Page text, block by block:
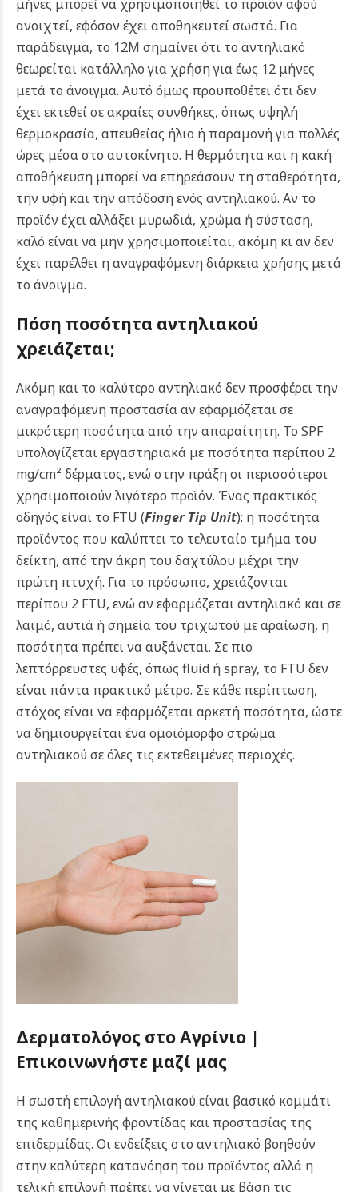
μήνες μπορεί να χρησιμοποιηθεί το προϊόν αφού
ανοιχτεί, εφόσον έχει αποθηκευτεί σωστά. Για
παράδειγμα, το 12M σημαίνει ότι το αντηλιακό
θεωρείται κατάλληλο για χρήση για έως 12 μήνες
μετά το άνοιγμα. Αυτό όμως προϋποθέτει ότι δεν
έχει εκτεθεί σε ακραίες συνθήκες, όπως υψηλή
θερμοκρασία, απευθείας ήλιο ή παραμονή για πολλές
ώρες μέσα στο αυτοκίνητο. Η θερμότητα και η κακή
αποθήκευση μπορεί να επηρεάσουν τη σταθερότητα,
την υφή και την απόδοση ενός αντηλιακού. Αν το
προϊόν έχει αλλάξει μυρωδιά, χρώμα ή σύσταση,
καλό είναι να μην χρησιμοποιείται, ακόμη κι αν δεν
έχει παρέλθει η αναγραφόμενη διάρκεια χρήσης μετά
το άνοιγμα.
Πόση ποσότητα αντηλιακού
χρειάζεται;
Ακόμη και το καλύτερο αντηλιακό δεν προσφέρει την
αναγραφόμενη προστασία αν εφαρμόζεται σε
μικρότερη ποσότητα από την απαραίτητη. Το SPF
υπολογίζεται εργαστηριακά με ποσότητα περίπου 2
mg/cm² δέρματος, ενώ στην πράξη οι περισσότεροι
χρησιμοποιούν λιγότερο προϊόν. Ένας πρακτικός
οδηγός είναι το FTU (Finger Tip Unit): η ποσότητα
προϊόντος που καλύπτει το τελευταίο τμήμα του
δείκτη, από την άκρη του δαχτύλου μέχρι την
πρώτη πτυχή. Για το πρόσωπο, χρειάζονται
περίπου 2 FTU, ενώ αν εφαρμόζεται αντηλιακό και σε
λαιμό, αυτιά ή σημεία του τριχωτού με αραίωση, η
ποσότητα πρέπει να αυξάνεται. Σε πιο
λεπτόρρευστες υφές, όπως fluid ή spray, το FTU δεν
είναι πάντα πρακτικό μέτρο. Σε κάθε περίπτωση,
στόχος είναι να εφαρμόζεται αρκετή ποσότητα, ώστε
να δημιουργείται ένα ομοιόμορφο στρώμα
αντηλιακού σε όλες τις εκτεθειμένες περιοχές.
Δερματολόγος στο Αγρίνιο |
Επικοινωνήστε μαζί μας
Η σωστή επιλογή αντηλιακού είναι βασικό κομμάτι
της καθημερινής φροντίδας και προστασίας της
επιδερμίδας. Οι ενδείξεις στο αντηλιακό βοηθούν
στην καλύτερη κατανόηση του προϊόντος αλλά η
τελική επιλογή πρέπει να γίνεται με βάση τις